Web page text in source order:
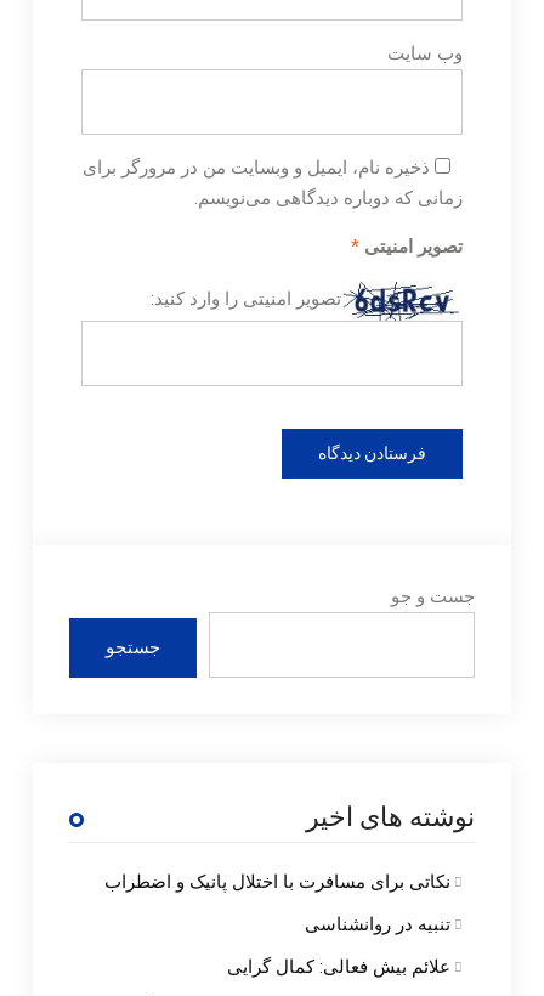
وب‌ سایت
ذخیره نام، ایمیل و وبسایت من در مرورگر برای
زمانی که دوباره دیدگاهی می‌نویسم.
تصویر امنیتی *
تصویر امنیتی را وارد کنید:
جست و جو
جستجو
نوشته های اخیر
نکاتی برای مسافرت با اختلال پانیک و اضطراب
تنبیه در روانشناسی
علائم بیش فعالی: کمال گرایی